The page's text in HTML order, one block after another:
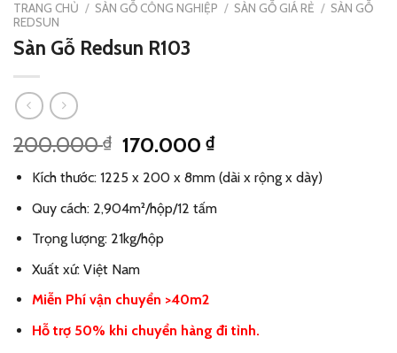
TRANG CHỦ / SÀN GỖ CÔNG NGHIỆP / SÀN GỖ GIÁ RẺ / SÀN GỖ
REDSUN
Sàn Gỗ Redsun R103
200.000₫ Giá
là:
200.000 ₫.
170.000₫Giá
hiện
tại
là:
Kích thước: 1225 x 200 x 8mm (dài x rộng x dày)
Quy cách: 2,904m²/hộp/12 tấm
Trọng lượng: 21kg/hộp
Xuất xứ: Việt Nam
Miễn Phí vận chuyển >40m2
Hỗ trợ 50% khi chuyển hàng đi tỉnh.